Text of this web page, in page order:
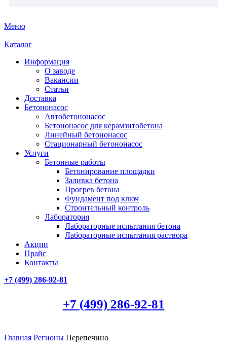
Меню
Каталог
Информация
О заводе
Вакансии
Статьи
Доставка
Бетононасос
Автобетононасос
Бетононасос для керамзитобетона
Линейный бетононасос
Стационарный бетононасос
Услуги
Бетонные работы
Бетонирование площадки
Заливка бетона
Прогрев бетона
Фундамент под ключ
Строительный контроль
Лаборатория
Лабораторные испытания бетона
Лабораторные испытания раствора
Акции
Прайс
Контакты
+7 (499) 286-92-81
+7 (499) 286-92-81
Главная Регионы Перепечино